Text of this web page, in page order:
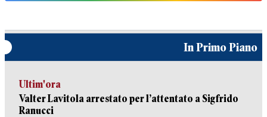
In Primo Piano
Ultim'ora
Valter Lavitola arrestato per l’attentato a Sigfrido
Ranucci